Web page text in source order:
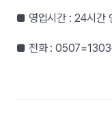
■ 영업시간 : 24시간
■ 전화 :